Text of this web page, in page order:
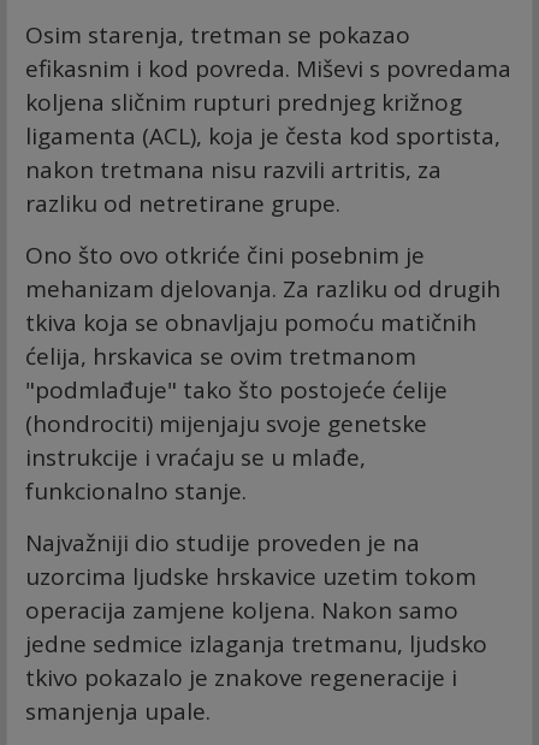
Osim starenja, tretman se pokazao
efikasnim i kod povreda. Miševi s povredama
koljena sličnim rupturi prednjeg križnog
ligamenta (ACL), koja je česta kod sportista,
nakon tretmana nisu razvili artritis, za
razliku od netretirane grupe.
Ono što ovo otkriće čini posebnim je
mehanizam djelovanja. Za razliku od drugih
tkiva koja se obnavljaju pomoću matičnih
ćelija, hrskavica se ovim tretmanom
"podmlađuje" tako što postojeće ćelije
(hondrociti) mijenjaju svoje genetske
instrukcije i vraćaju se u mlađe,
funkcionalno stanje.
Najvažniji dio studije proveden je na
uzorcima ljudske hrskavice uzetim tokom
operacija zamjene koljena. Nakon samo
jedne sedmice izlaganja tretmanu, ljudsko
tkivo pokazalo je znakove regeneracije i
smanjenja upale.